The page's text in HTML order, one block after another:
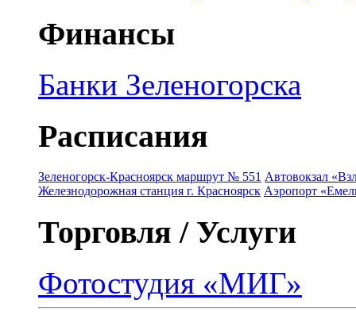
Финансы
Банки Зеленогорска
Расписания
Зеленогорск-Красноярск маршрут № 551 Автовокзал
Железнодорожная станция г. Красноярск Аэропорт
Торговля / Услуги
Фотостудия «МИГ»